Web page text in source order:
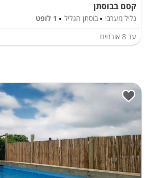
קסם בבוסתן
גליל מערבי בוסתן הגליל 1 לופט
עד 8 אורחים